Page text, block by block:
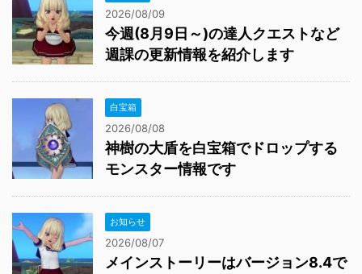
2026/08/09
今週(8月9日～)の達人クエストなど
週課の更新情報を紹介します
白宝箱
2026/08/08
神樹の大盾を白宝箱でドロップする
モンスター情報です
お知らせ
2026/08/07
メインストーリーはバージョン8.4で